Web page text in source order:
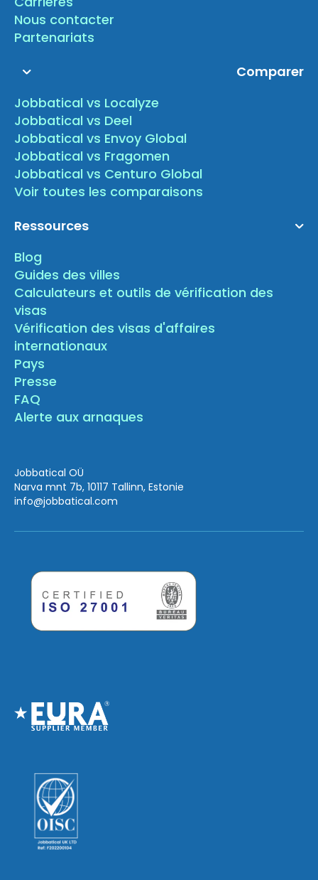
Nous contacter
Partenariats
Comparer
Jobbatical vs Localyze
Jobbatical vs Deel
Jobbatical vs Envoy Global
Jobbatical vs Fragomen
Jobbatical vs Centuro Global
Voir toutes les comparaisons
Ressources
Blog
Guides des villes
Calculateurs et outils de vérification des
visas
Vérification des visas d'affaires
internationaux
Pays
Presse
FAQ
Alerte aux arnaques
Jobbatical OÜ
Narva mnt 7b, 10117 Tallinn, Estonie
info@jobbatical.com